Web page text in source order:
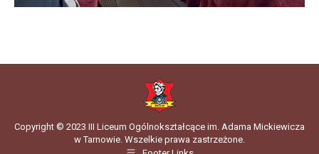
Copyright © 2023 III Liceum Ogólnokształcące im. Adama Mickiewicza
w Tarnowie. Wszelkie prawa zastrzeżone.